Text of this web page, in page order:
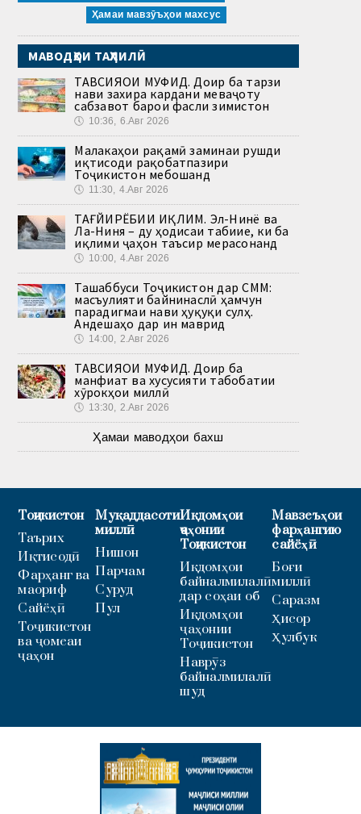
Ҳамаи мавзӯъҳои махсус
МАВОДҲОИ ТАҲЛИЛӢ
ТАВСИЯҲОИ МУФИД. Доир ба тарзи
нави захира кардани меваҷоту
сабзавот барои фасли зимистон
🕔 10:36, 6.Авг 2026
Малакаҳои рақамӣ заминаи рушди
иқтисоди рақобатпазири
Тоҷикистон мебошанд
🕔 11:30, 4.Авг 2026
ТАҒЙИРЁБИИ ИҚЛИМ. Эл-Нинё ва
Ла-Ниня – ду ҳодисаи табиие, ки ба
иқлими ҷаҳон таъсир мерасонанд
🕔 10:00, 4.Авг 2026
Ташаббуси Тоҷикистон дар СММ:
масъулияти байнинаслӣ ҳамчун
парадигмаи нави ҳуқуқи сулҳ.
Андешаҳо дар ин маврид
🕔 14:00, 2.Авг 2026
ТАВСИЯҲОИ МУФИД. Доир ба
манфиат ва хусусияти табобатии
хӯрокҳои миллӣ
🕔 13:30, 2.Авг 2026
Ҳамаи маводҳои бахш
Тоҷикистон
Таърих
Иқтисодӣ
Фарҳанг ва
маориф
Сайёҳӣ
Тоҷикистон
ва ҷомеаи
ҷаҳон
Муқаддасоти
миллӣ
Нишон
Парчам
Суруд
Пул
Иқдомҳои
ҷаҳонии
Тоҷикистон
Иқдомҳои
байналмилалӣ
дар соҳаи об
Иқдомҳои
ҷаҳонии
Тоҷикистон
Наврӯз
байналмилалӣ
шуд
Мавзеъҳои
фарҳангию
сайёҳӣ
Боғи
миллӣ
Саразм
Ҳисор
Ҳулбук